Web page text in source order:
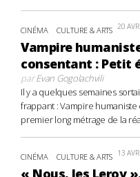
CINÉMA CULTURE & ARTS 20
Vampire
consentant : Petit
parEvan Gogolachvili
Il y a quelques semaines
frappant : Vampire
premier long métrage de la
CINÉMA CULTURE & ARTS 13
« Nous, les Leroy